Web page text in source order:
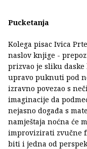
Pucketanja
Kolega pisac Ivica
naslov knjige -
prizvao je sliku daske
upravo puknuti pod
izravno povezao s
imaginacije da
nejasno događa s
namještaja noćna će
improvizirati zvučne
biti i jedna od